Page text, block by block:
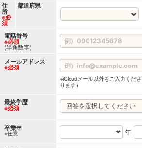
住
所
※必
須
都道府県
電話番号
※必須
(半角数字)
メールアドレス
※必須
※iCloudメール以外をご入力くだ
ります）
最終学歴
※必須
卒業年
※任意 年